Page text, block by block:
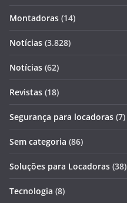
Montadoras (14)
Notícias (3.828)
Notícias (62)
Revistas (18)
Segurança para locadoras (7)
Sem categoria (86)
Soluções para Locadoras (38)
Tecnologia (8)